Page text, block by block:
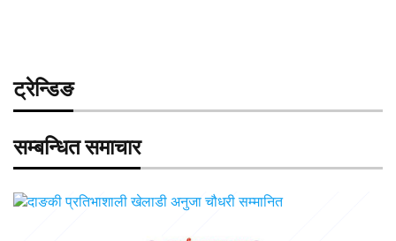
ट्रेन्डिङ
सम्बन्धित समाचार